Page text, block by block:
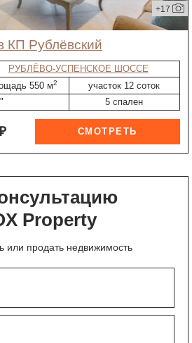
+17
КП Рублёвский
РУБЛЁВО-УСПЕНСКОЕ ШОССЕ
550 м2
участок 12 соток
5 спален
Property
или продать недвижимость